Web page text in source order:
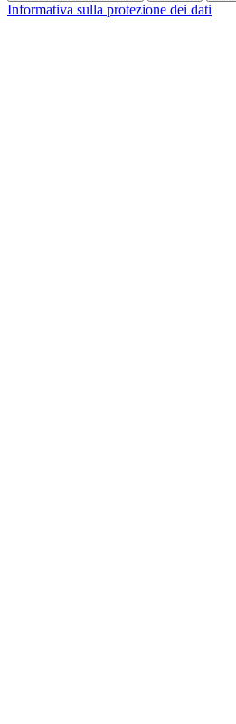
Informativa sulla protezione dei dati